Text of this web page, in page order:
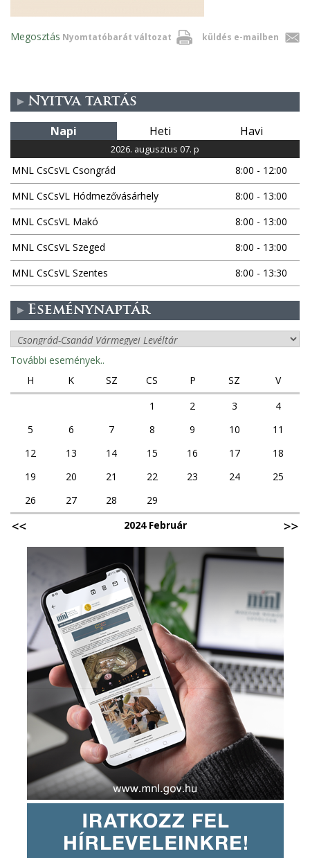
Nyomtatóbarát változat küldés e-mailben
Megosztás
Nyitva tartás
Napi Heti Havi
2026. augusztus 07. p
MNL CsCsVL Csongrád
8:00 - 12:00
MNL CsCsVL Hódmezővásárhely
8:00 - 13:00
MNL CsCsVL Makó
8:00 - 13:00
MNL CsCsVL Szeged
8:00 - 13:00
MNL CsCsVL Szentes
8:00 - 13:30
Eseménynaptár
További események..
H
K SZ CS P SZ
V
1
2 3
4
5
6 7 8 9 10
11
12
13 14 15 16 17
18
19
20 21 22 23 24
25
26
27 28
29
2024 Február